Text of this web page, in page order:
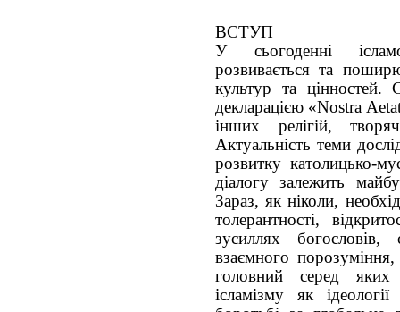
ВСТУП
У сьогоденні
розвивається та
культур та цінностей.
декларацією «Nostra
інших релігій,
Актуальність теми
розвитку католицько-
діалогу залежить
Зараз, як ніколи,
толерантності,
зусиллях
взаємного
головний серед
ісламізму як